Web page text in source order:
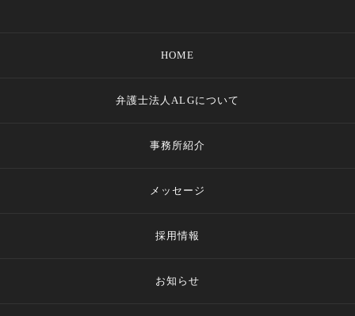
HOME
弁護士法人ALGについて
事務所紹介
メッセージ
採用情報
お知らせ